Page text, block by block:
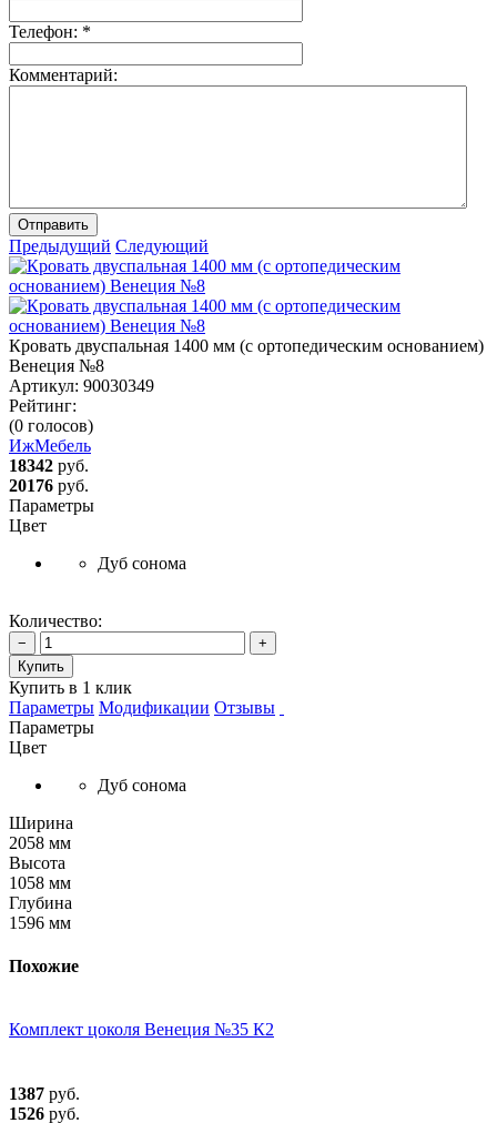
Телефон: *
Комментарий:
Отправить
Предыдущий Следующий
Кровать двуспальная 1400 мм (с ортопедическим основанием)
Венеция №8
Артикул: 90030349
Рейтинг:
(0 голосов)
ИжМебель
18342 руб.
20176 руб.
Параметры
Цвет
Дуб сонома
Количество:
−
+
Купить
Купить в 1 клик
Параметры Модификации Отзывы
Параметры
Цвет
Дуб сонома
Ширина
2058 мм
Высота
1058 мм
Глубина
1596 мм
Похожие
Комплект цоколя Венеция №35 К2
1387 руб.
1526 руб.